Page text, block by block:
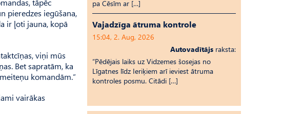
tāpēc
pieredzes iegūšana,
ir ļoti jauna, kopā
viņi mūs
Bet sapratām, ka
komandām.”
vairākas
pa Cēsīm ar […]
Vajadzīga ātruma kontrole
15:04, 2. Aug, 2026
Autovadītājs raksta:
“Pēdējais laiks uz Vid­ze­mes šosejas no
Līgatnes līdz Ieriķiem arī ieviest ātruma
kontroles posmu. Citādi […]